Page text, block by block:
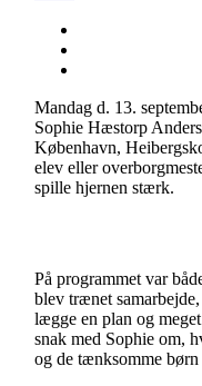
Mandag d. 13.
Sophie Hæstorp
København,
elev eller
spille hjernen stærk.
På programmet var
blev trænet
lægge en plan og
snak med Sophie om,
og de tænksomme børn